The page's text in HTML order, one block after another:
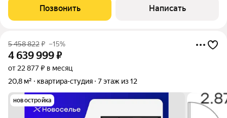
установлена железная дверь, счётчики и фильтры для воды.
Окна выходят на улицу с
Позвонить Написать
5 458 822₽ –15%
4 639 999₽
от 22 877 ₽ в месяц
20,8 м²
квартира-студия 7 этаж из 12
новостройка